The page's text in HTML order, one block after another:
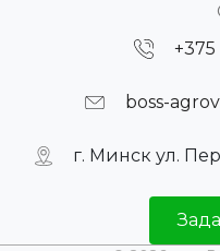
+375
boss-
г. Минск ул.